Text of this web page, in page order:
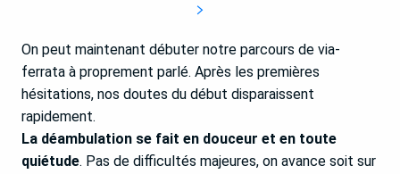
On peut maintenant débuter notre parcours de via-
ferrata à proprement parlé. Après les premières
hésitations, nos doutes du début disparaissent
rapidement.
La déambulation se fait en douceur et en toute
quiétude. Pas de difficultés majeures, on avance soit sur